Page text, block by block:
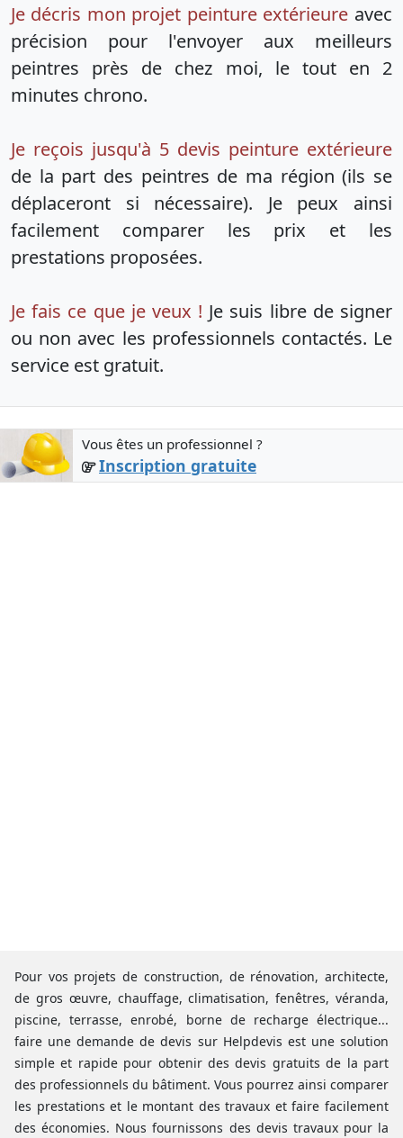
Je décris mon projet peinture extérieure avec
précision pour l'envoyer aux meilleurs
peintres près de chez moi, le tout en 2
minutes chrono.
Je reçois jusqu'à 5 devis peinture extérieure
de la part des peintres de ma région (ils se
déplaceront si nécessaire). Je peux ainsi
facilement comparer les prix et les
prestations proposées.
Je fais ce que je veux ! Je suis libre de signer
ou non avec les professionnels contactés. Le
service est gratuit.
Vous êtes un professionnel ?
Inscription gratuite
Pour vos projets de construction, de rénovation, architecte,
de gros œuvre, chauffage, climatisation, fenêtres, véranda,
piscine, terrasse, enrobé, borne de recharge électrique...
faire une demande de devis sur Helpdevis est une solution
simple et rapide pour obtenir des devis gratuits de la part
des professionnels du bâtiment. Vous pourrez ainsi comparer
les prestations et le montant des travaux et faire facilement
des économies. Nous fournissons des devis travaux pour la